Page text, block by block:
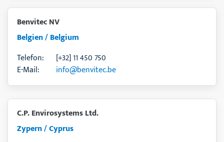
Südafrika / South Africa
Tunesien / Tunisia
Türkei / Turkey
VAE / UAE
Vereinigtes Königreich / United Kingdom
Zypern / Cyprus
Ägypten / Egypt
Benvitec NV
Belgien / Belgium
Telefon:
[+32] 11 450 750
E-Mail:
info@benvitec.be
C.P. Envirosystems Ltd.
Zypern / Cyprus